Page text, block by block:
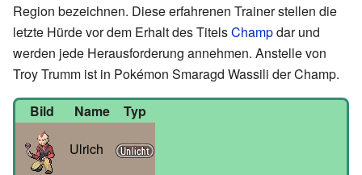
Region bezeichnen. Diese erfahrenen Trainer stellen die
letzte Hürde vor dem Erhalt des TitelsChampdar und
werden jede Herausforderung annehmen. Anstelle von
Troy Trumm ist in Pokémon Smaragd Wassili der Champ.
Bild
Name Typ
Ulrich